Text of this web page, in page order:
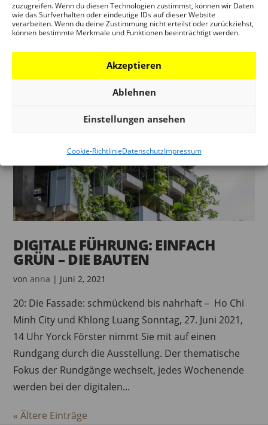
zuzugreifen. Wenn du diesen Technologien zustimmst, können wir Daten
wie das Surfverhalten oder eindeutige IDs auf dieser Website
verarbeiten. Wenn du deine Zustimmung nicht erteilst oder zurückziehst,
können bestimmte Merkmale und Funktionen beeinträchtigt werden.
Akzeptieren
Ablehnen
Einstellungen ansehen
Cookie-RichtlinieDatenschutzImpressum
Fassaden und einladende Terrassen — Städte sollen
grün und lebenswerter werden. Wenn da nicht auch
noch ein paar neue Wohnungen, das eine oder
DIGITALE FÜHRUNG: EINFACH
GRÜN – DIE BAUTEN
vonanna | Juni 2, 2021
20: Die Fassade: schmückend bis nahrhaft – Ho Chi
Minh City und Khlong Luang Sonntag, 27. Juni 2021,
14 Uhr Yorck Förster nimmt Sie mit auf einen
Rundgang durch die Ausstellung. Der thematische
Fokus der Rundgänge wechselt, jedes Wochenende
werden bei der digitalen...
« Ältere Einträge